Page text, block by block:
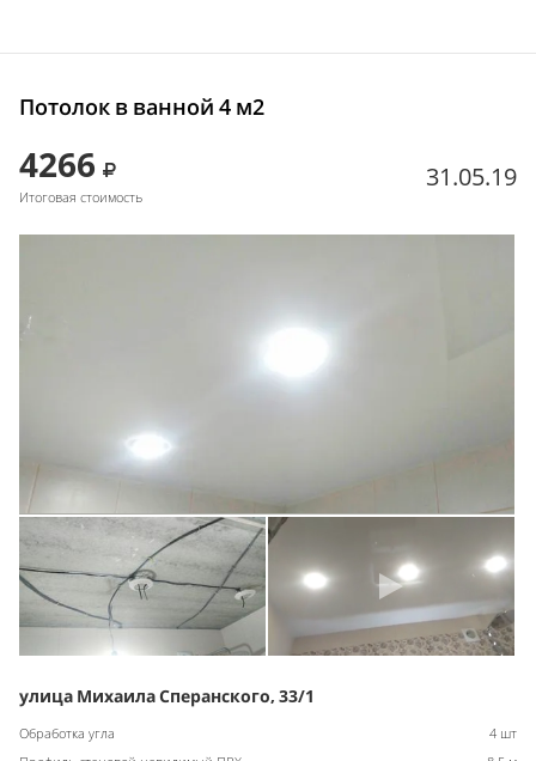
Потолок в ванной 4 м2
4266
Итоговая стоимость
31.05.19
улица Михаила Сперанского, 33/1
Обработка угла
4 шт